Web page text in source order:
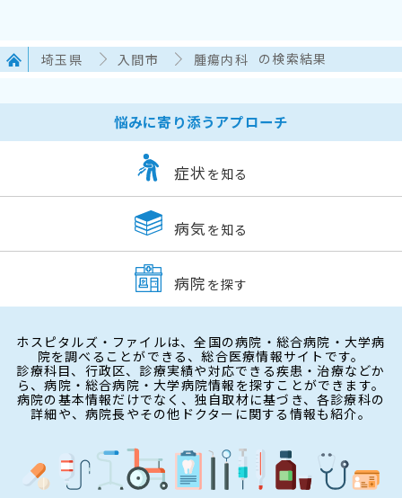
埼玉県 入間市 腫瘍内科 の検索結果
悩みに寄り添うアプローチ
症状 を知る
病気 を知る
病院 を探す
ホスピタルズ・ファイルは、全国の病院・総合病院・大学病
院を調べることができる、総合医療情報サイトです。
診療科目、行政区、診療実績や対応できる疾患・治療などか
ら、病院・総合病院・大学病院情報を探すことができます。
病院の基本情報だけでなく、独自取材に基づき、各診療科の
詳細や、病院長やその他ドクターに関する情報も紹介。